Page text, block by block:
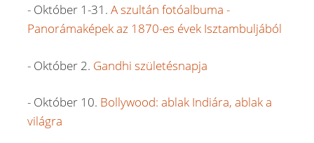
- Október 1-31. A szultán fotóalbuma -
Panorámaképek az 1870-es évek Isztambuljából
- Október 2. Gandhi születésnapja
- Október 10. Bollywood: ablak Indiára, ablak a
világra